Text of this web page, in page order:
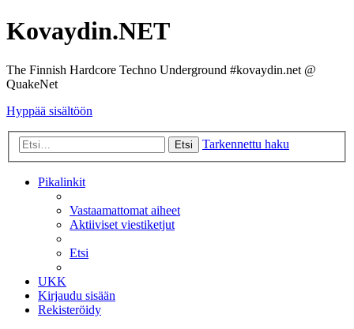
Kovaydin.NET
The Finnish Hardcore Techno Underground #kovaydin.net @
QuakeNet
Hyppää sisältöön
Etsi Tarkennettu haku
Pikalinkit
Vastaamattomat aiheet
Aktiiviset viestiketjut
Etsi
UKK
Kirjaudu sisään
Rekisteröidy